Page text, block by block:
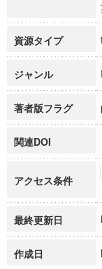
資源タイプ
ジャンル
著者版フラグ
関連DOI
アクセス条件
最終更新日
作成日